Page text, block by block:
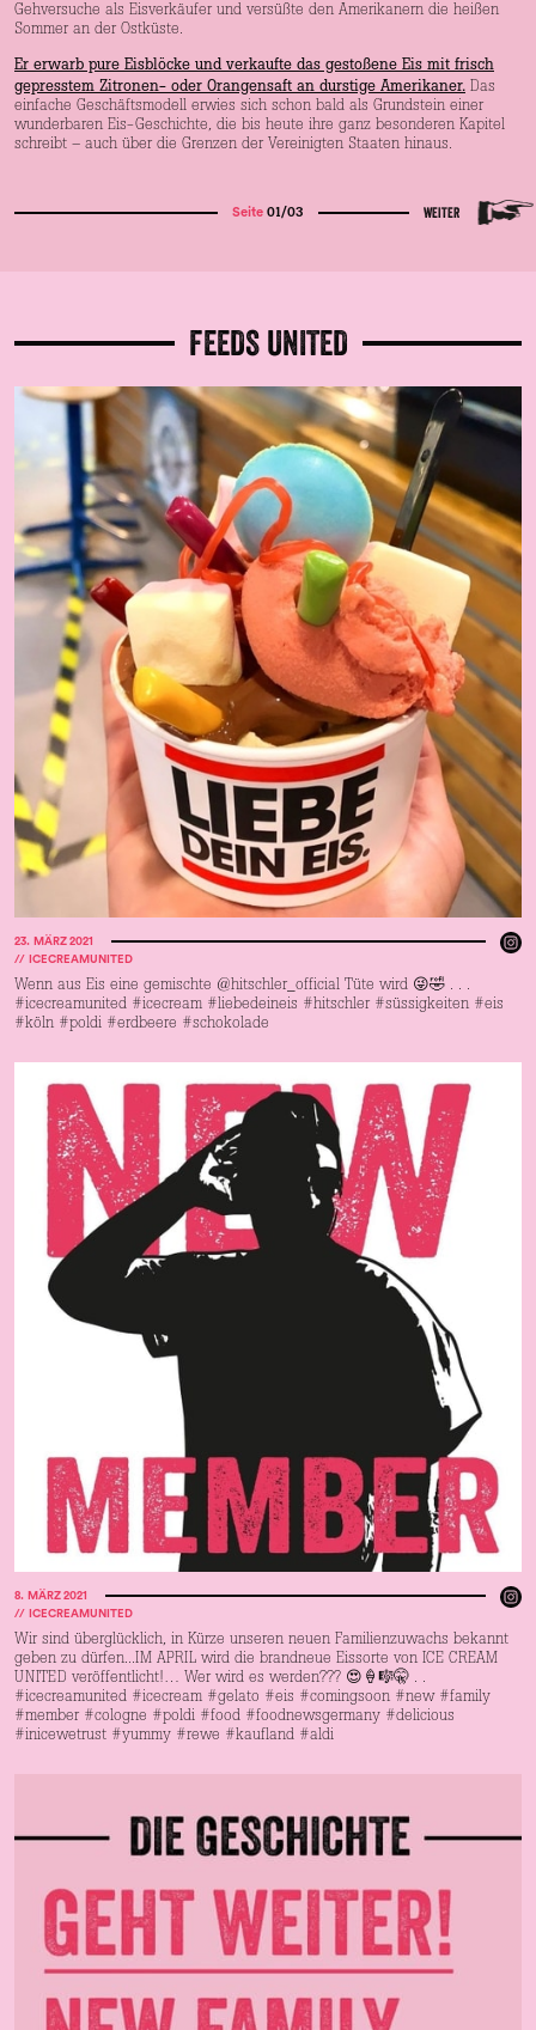
Gehversuche als Eisverkäufer und versüßte den Amerikanern die heißen
Sommer an der Ostküste.
Er erwarb pure Eisblöcke und verkaufte das gestoßene Eis mit frisch
gepresstem Zitronen- oder Orangensaft an durstige Amerikaner. Das
einfache Geschäftsmodell erwies sich schon bald als Grundstein einer
wunderbaren Eis-Geschichte, die bis heute ihre ganz besonderen Kapitel
schreibt – auch über die Grenzen der Vereinigten Staaten hinaus.
Seite 01/03 WEITER
FEEDS UNITED
23. MÄRZ 2021
// ICECREAMUNITED
Wenn aus Eis eine gemischte @hitschler_official Tüte wird 😜🤣 . . .
#icecreamunited #icecream #liebedeineis #hitschler #süssigkeiten #eis
#köln #poldi #erdbeere #schokolade
8. MÄRZ 2021
// ICECREAMUNITED
Wir sind überglücklich, in Kürze unseren neuen Familienzuwachs bekannt
geben zu dürfen...IM APRIL wird die brandneue Eissorte von ICE CREAM
UNITED veröffentlicht!… Wer wird es werden??? 😍🍦🎼🤫 . .
#icecreamunited #icecream #gelato #eis #comingsoon #new #family
#member #cologne #poldi #food #foodnewsgermany #delicious
#inicewetrust #yummy #rewe #kaufland #aldi